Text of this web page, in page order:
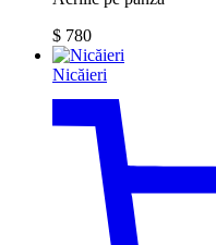
$ 780
Nicăieri